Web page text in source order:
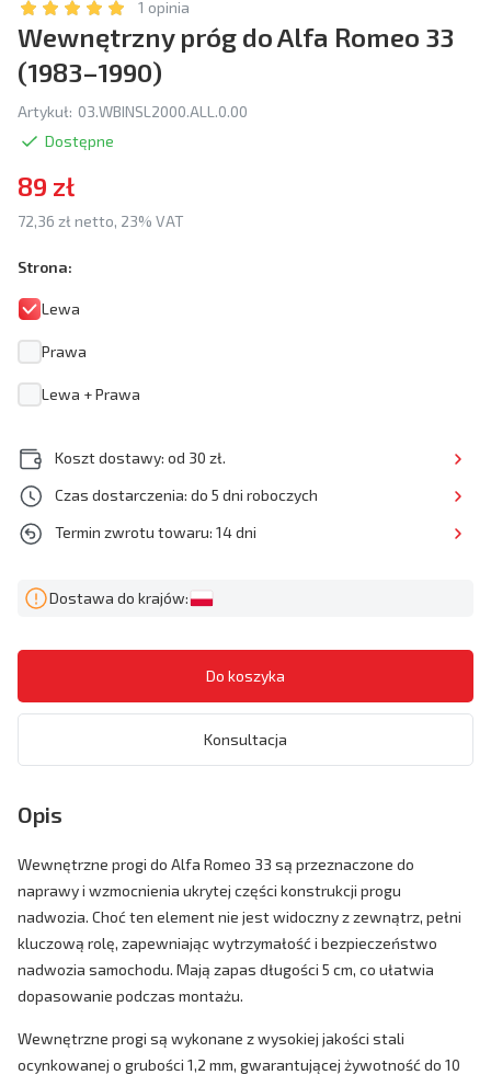
1 opinia
Wewnętrzny próg do Alfa Romeo 33
(1983–1990)
Artykuł: 03.WBINSL2000.ALL.0.00
Dostępne
89 zł
72,36 zł netto, 23% VAT
Strona:
Lewa
Prawa
Lewa + Prawa
Koszt dostawy: od 30 zł.
Czas dostarczenia: do 5 dni roboczych
Termin zwrotu towaru: 14 dni
Dostawa do krajów:
Konsultacja
Opis
Wewnętrzne progi do Alfa Romeo 33 są przeznaczone do
naprawy i wzmocnienia ukrytej części konstrukcji progu
nadwozia. Choć ten element nie jest widoczny z zewnątrz, pełni
kluczową rolę, zapewniając wytrzymałość i bezpieczeństwo
nadwozia samochodu. Mają zapas długości 5 cm, co ułatwia
dopasowanie podczas montażu.
Wewnętrzne progi są wykonane z wysokiej jakości stali
ocynkowanej o grubości 1,2 mm, gwarantującej żywotność do 10